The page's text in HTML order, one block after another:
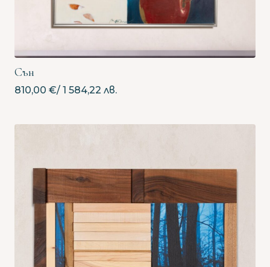
Сън
810,00 €/ 1 584,22 лв.